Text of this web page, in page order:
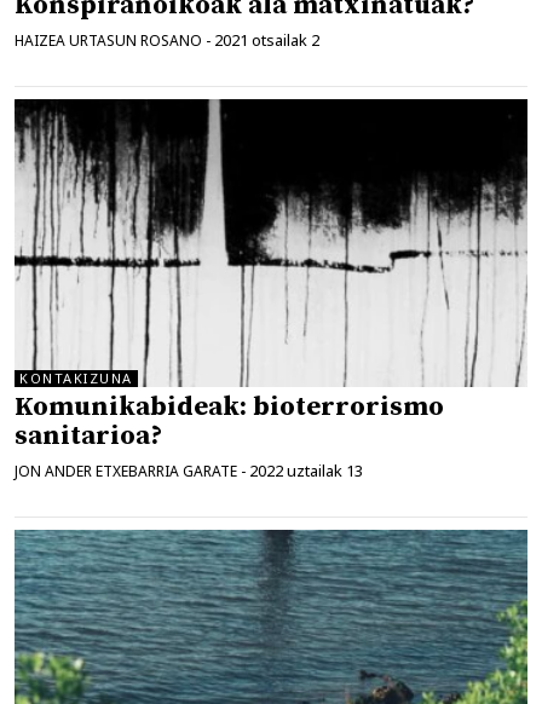
HAIZEA URTASUN ROSANO - 2021 otsailak 2
KONTAKIZUNA
Komunikabideak: bioterrorismo
sanitarioa?
JON ANDER ETXEBARRIA GARATE - 2022 uztailak 13